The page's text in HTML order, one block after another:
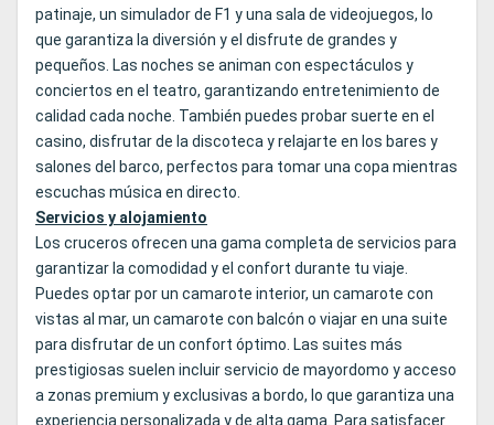
patinaje, un simulador de F1 y una sala de videojuegos, lo
que garantiza la diversión y el disfrute de grandes y
pequeños. Las noches se animan con espectáculos y
conciertos en el teatro, garantizando entretenimiento de
calidad cada noche. También puedes probar suerte en el
casino, disfrutar de la discoteca y relajarte en los bares y
salones del barco, perfectos para tomar una copa mientras
escuchas música en directo.
Servicios y alojamiento
Los cruceros ofrecen una gama completa de servicios para
garantizar la comodidad y el confort durante tu viaje.
Puedes optar por un camarote interior, un camarote con
vistas al mar, un camarote con balcón o viajar en una suite
para disfrutar de un confort óptimo. Las suites más
prestigiosas suelen incluir servicio de mayordomo y acceso
a zonas premium y exclusivas a bordo, lo que garantiza una
experiencia personalizada y de alta gama. Para satisfacer